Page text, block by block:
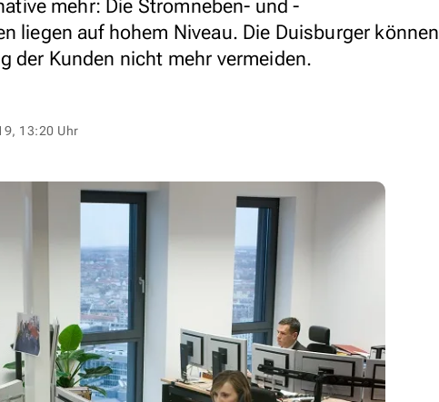
mehr: Die Stromneben- und -
liegen auf hohem Niveau. Die Duisburger können
der Kunden nicht mehr vermeiden.
13:20 Uhr